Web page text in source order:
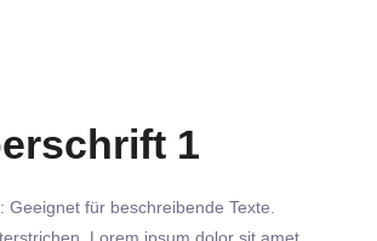
1
Geeignet für beschreibende Texte.